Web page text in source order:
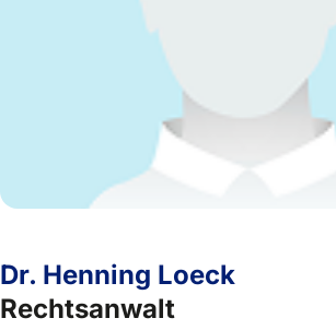
Dr. Henning Loeck
Rechtsanwalt